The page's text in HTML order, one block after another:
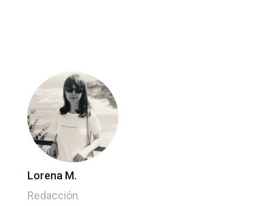
Lorena M.
Redacción